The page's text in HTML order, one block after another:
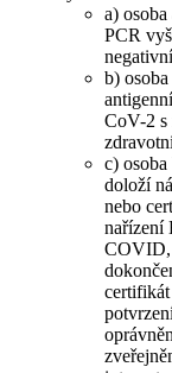
a)
PCR
b)
CoV-2 s
c)
doloží
nebo
nařízení
COVID,
certifikát